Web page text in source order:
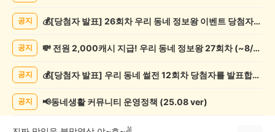
록
공지 💰[당첨자 발표] 26회차 우리 동네 정보왕 이벤트 당첨자를 발표합니다!
공지 💸 전원 2,000캐시 지급! 우리 동네 정보왕 27회차 (~8/10)
공지 💰[당첨자 발표] 우리 동네 썰전 12회차 당첨자를 발표합니다!
공지 📢동네생활 커뮤니티 운영정책 (25.08 ver)